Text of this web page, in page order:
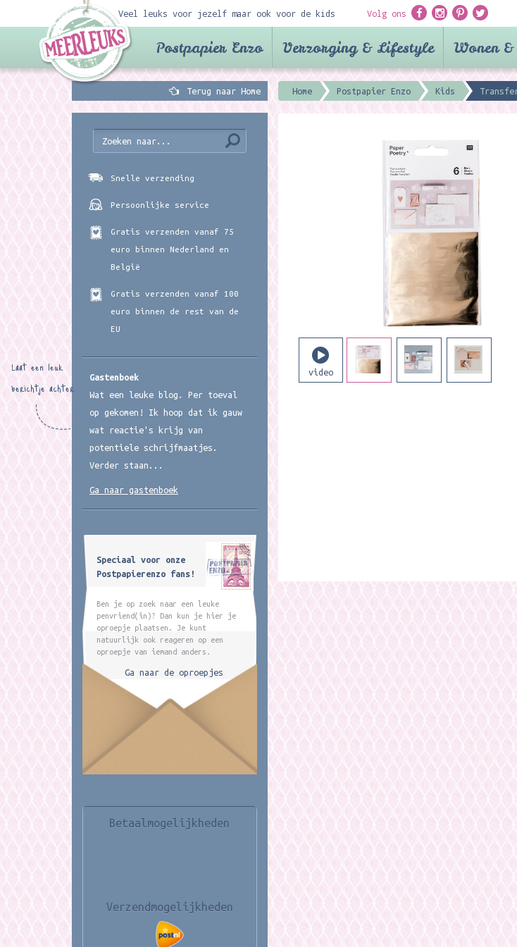
Veel leuks voor jezelf maar ook voor de kids Volg ons
Postpapier Enzo Verzorging & Lifestyle Wonen
Terug naar Home Home Postpapier Enzo Kids
Snelle verzending
Persoonlijke service
Gratis verzenden vanaf 75
euro binnen Nederland en
België
Gratis verzenden vanaf 100
euro binnen de rest van de
EU
Gastenboek
Wat een leuke blog. Per toeval
op gekomen! Ik hoop dat ik gauw
wat reactie's krijg van
potentiele schrijfmaatjes.
Verder staan...
Laat een leuk
berichtje achter
Ga naar gastenboek
Speciaal voor onze
Postpapierenzo fans!
Ben je op zoek naar een leuke
penvriend(in)? Dan kun je hier je
oproepje plaatsen. Je kunt
natuurlijk ook reageren op een
oproepje van iemand anders.
Ga naar de oproepjes
Betaalmogelijkheden
Verzendmogelijkheden